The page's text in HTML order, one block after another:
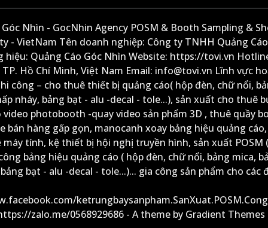
Nhìn - GocNhin Agency POSM & Booth Sampling &
- VietNam Tên doanh nghiệp: Công ty TNHH Quảng
Quảng Cáo Góc Nhìn Website: https://tovi.vn
Hồ Chí Minh, Việt Nam Email: info@tovi.vn Lĩnh vực
công – cho thuê thiết bị quảng cáo( hộp đèn, chữ nổi,
nháy, bảng bạt - alu -decal - tole...), sản xuất cho thuê
photobooth -quay video sản phẩm 3D , thuê quầy
bán hàng gấp gọn, manocanh xoay bảng hiệu quảng
tính, kệ thiết bị hội nghị truyền hình, sản xuất POSM
bảng hiệu quảng cáo ( hộp đèn, chữ nổi, bảng mica,
bạt - alu -decal - tole...)... gia công sản phẩm cho các
zalo.me/0568929686 - A theme by Gradient